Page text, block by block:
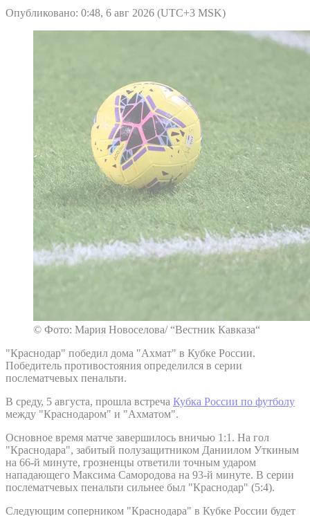
Опубликовано: 0:48, 6 авг 2026 (UTC+3 MSK)
© Фото: Мария Новоселова/ “Вестник Кавказа“
"Краснодар" победил дома "Ахмат" в Кубке России.
Победитель противостояния определился в серии
послематчевых пенальти.
В среду, 5 августа, прошла встреча Кубка России по футболу
между "Краснодаром" и "Ахматом".
Основное время матче завершилось вничью 1:1. На гол
"Краснодара", забитый полузащитником Даниилом Уткиным
на 66-й минуте, грозненцы ответили точным ударом
нападающего Максима Самородова на 93-й минуте. В серии
послематчевых пенальти сильнее был "Краснодар" (5:4).
Следующим соперником "Краснодара" в Кубке России будет